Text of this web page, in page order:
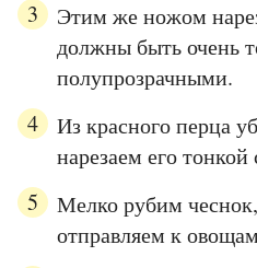
Этим же ножом
должны быть очень
полупрозрачными.
Из красного перца
нарезаем его
Мелко рубим
отправляем к